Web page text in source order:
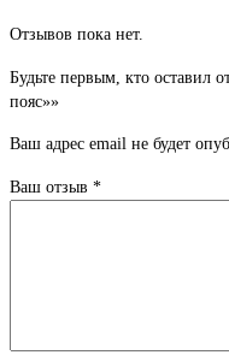
Отзывов пока нет.
Будьте первым, кто оставил
пояс»»
Ваш адрес email не будет
Ваш отзыв *